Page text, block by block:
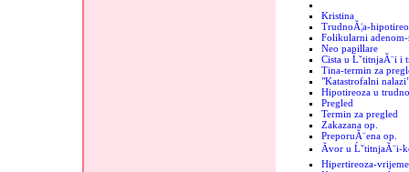
Kristina
TrudnoĂ¦a-
Folikularni adenom-
Neo papillare
Cista u ĹˇtitnjaĂ¨i i
Tina-termin za
"Katastrofalni
Hipotireoza u
Pregled
Termin za pregled
Zakazana op.
PreporuĂ¨ena op.
Ăvor u ĹˇtitnjaĂ¨i-
Hipertireoza-